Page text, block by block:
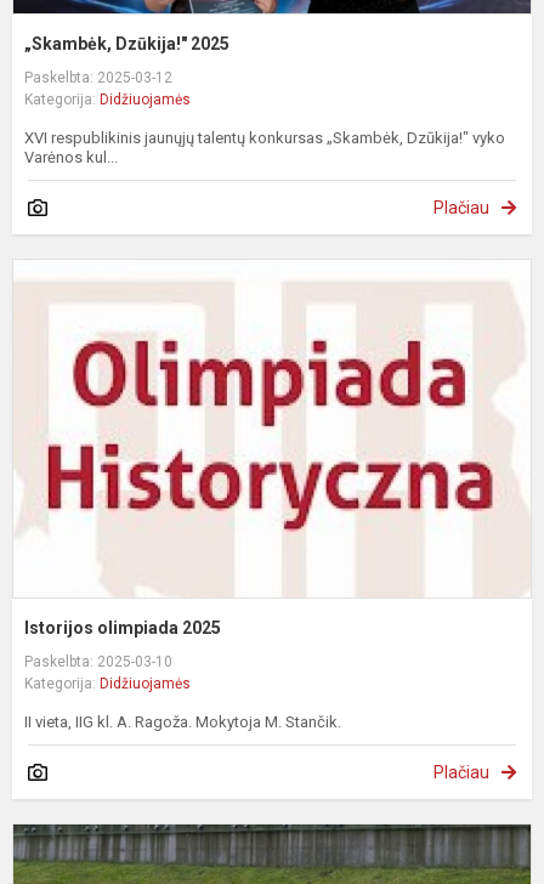
„Skambėk, Dzūkija!" 2025
Paskelbta: 2025-03-12
Kategorija: Didžiuojamės
XVI respublikinis jaunųjų talentų konkursas „Skambėk, Dzūkija!" vyko
Varėnos kul...
Plačiau
Istorijos olimpiada 2025
Paskelbta: 2025-03-10
Kategorija: Didžiuojamės
II vieta, IIG kl. A. Ragoža. Mokytoja M. Stančik.
Plačiau